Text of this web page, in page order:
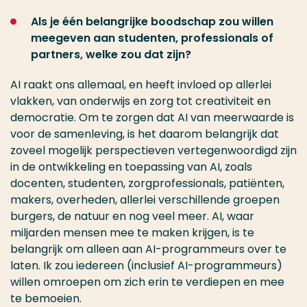
Als je één belangrijke boodschap zou willen
meegeven aan studenten, professionals of
partners, welke zou dat zijn?
AI raakt ons allemaal, en heeft invloed op allerlei
vlakken, van onderwijs en zorg tot creativiteit en
democratie. Om te zorgen dat AI van meerwaarde is
voor de samenleving, is het daarom belangrijk dat
zoveel mogelijk perspectieven vertegenwoordigd zijn
in de ontwikkeling en toepassing van AI, zoals
docenten, studenten, zorgprofessionals, patiënten,
makers, overheden, allerlei verschillende groepen
burgers, de natuur en nog veel meer. AI, waar
miljarden mensen mee te maken krijgen, is te
belangrijk om alleen aan AI-programmeurs over te
laten. Ik zou iedereen (inclusief AI-programmeurs)
willen omroepen om zich erin te verdiepen en mee
te bemoeien.